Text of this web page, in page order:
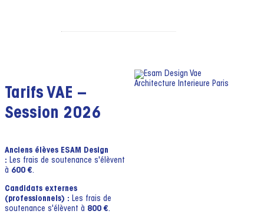
Tarifs VAE –
Session 2026
Anciens élèves ESAM Design
: Les frais de soutenance s'élèvent
à 600 €.
Candidats externes
(professionnels) : Les frais de
soutenance s'élèvent à 800 €.